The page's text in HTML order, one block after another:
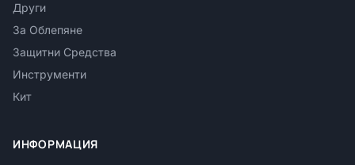
Други
За Облепяне
Защитни Средства
Инструменти
Кит
ИНФОРМАЦИЯ